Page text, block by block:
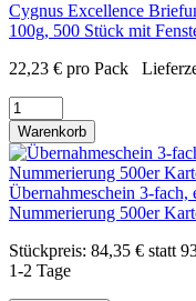
Cygnus Excellence
100g, 500 Stück mit
22,23 € pro Pack
Warenkorb
Übernahmeschein 3-
Nummerierung 500er
Stückpreis: 84,35 € statt
1-2 Tage